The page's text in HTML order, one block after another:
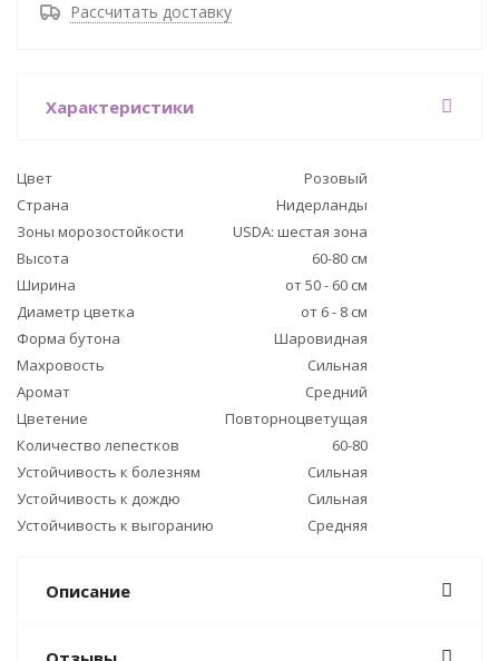
Рассчитать доставку
Характеристики
Цвет
Розовый
Страна
Нидерланды
Зоны морозостойкости
USDA: шестая зона
Высота
60-80 см
Ширина
от 50 - 60 см
Диаметр цветка
от 6 - 8 см
Форма бутона
Шаровидная
Махровость
Сильная
Аромат
Средний
Цветение
Повторноцветущая
Количество лепестков
60-80
Устойчивость к болезням
Сильная
Устойчивость к дождю
Сильная
Устойчивость к выгоранию
Средняя
Описание